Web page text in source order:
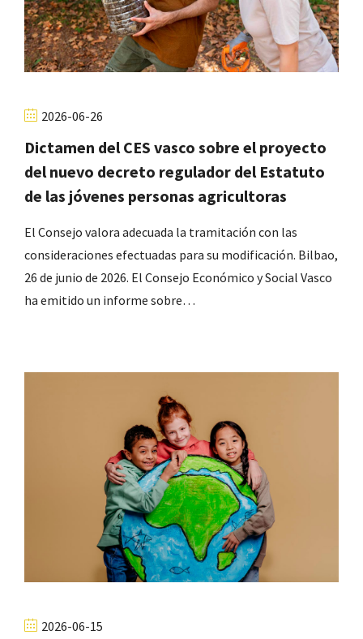
2026-06-26
Dictamen del CES vasco sobre el proyecto
del nuevo decreto regulador del Estatuto
de las jóvenes personas agricultoras
El Consejo valora adecuada la tramitación con las
consideraciones efectuadas para su modificación. Bilbao,
26 de junio de 2026. El Consejo Económico y Social Vasco
ha emitido un informe sobre…
2026-06-15